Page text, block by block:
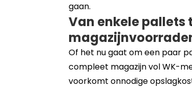
gaan.
Van enkele pallets
Of het nu gaat om een paar
compleet magazijn vol WK-
voorkomt onnodige